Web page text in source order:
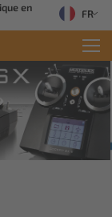
en
FR